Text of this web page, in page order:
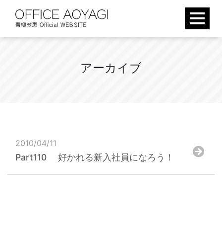
content
アーカ イ ブ
2010/04/11
Part110 好かれる新入社員になろう！